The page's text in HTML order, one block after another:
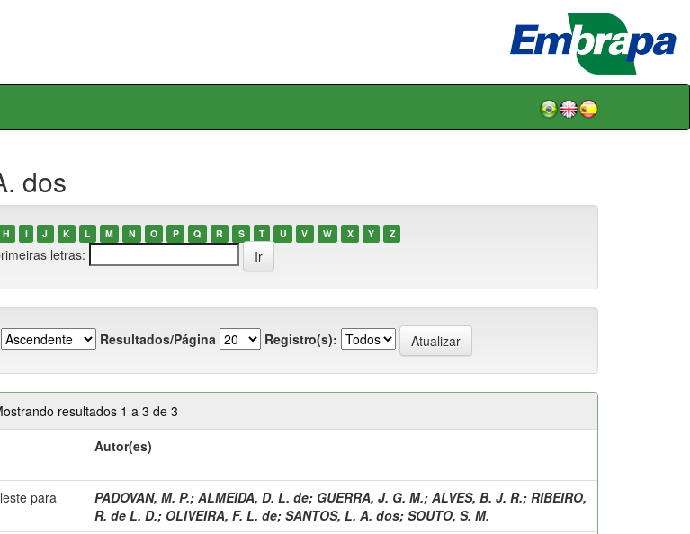
dos
H I J K L M N O P Q R S T U V W X Y Z
letras:
Resultados/Página Registro(s):
resultados 1 a 3 de 3
Autor(es)
para
PADOVAN, M. P.; ALMEIDA, D. L. de; GUERRA, J. G. M.; ALVES, B. J. R.; RIBEIRO,
R. de L. D.; OLIVEIRA, F. L. de; SANTOS, L. A. dos; SOUTO, S. M.